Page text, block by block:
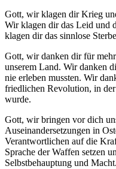
Gott, wir klagen dir Krieg
Wir klagen dir das Leid und
klagen dir das sinnlose
Gott, wir danken dir für
unserem Land. Wir danken
nie erleben mussten. Wir
friedlichen Revolution, in
wurde.
Gott, wir bringen vor dich
Auseinandersetzungen in
Verantwortlichen auf die
Sprache der Waffen setzen
Selbstbehauptung und Macht.